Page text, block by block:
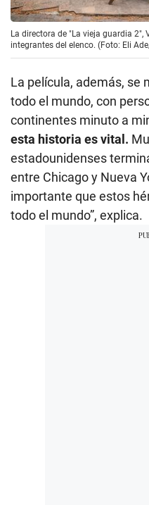
La directora de "La vieja guardia
integrantes del elenco. (Foto: Eli
La película, además, se
todo el mundo, con
continentes minuto a
esta historia es vital.
estadounidenses
entre Chicago y Nueva
importante que estos
todo el mundo”, explica.